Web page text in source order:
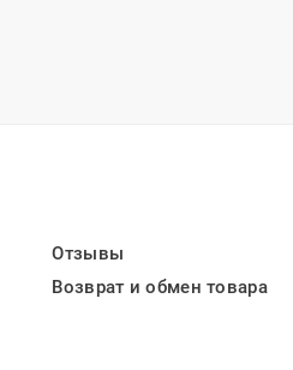
Отзывы
Возврат и обмен товара